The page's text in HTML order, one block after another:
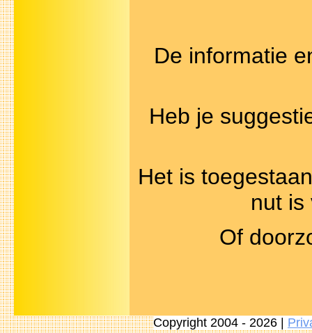
De informatie
Heb je
Het is
nut is
Of
Copyright 2004 - 2026 |